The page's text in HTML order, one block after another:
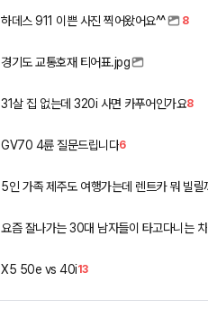
하데스 911 이쁜 사진 찍어왔어요^^ 8
경기도 교통호재 티어표.jpg
31살 집 없는데 320i 사면 카푸어인가요8
GV70 4륜 질문드립니다6
요즘 잘나가는 30대 남자들이 타고다니는 차
X5 50e vs 40i13